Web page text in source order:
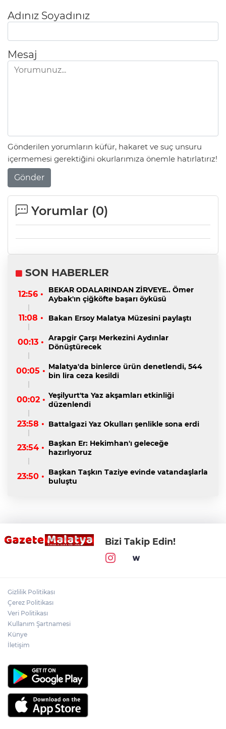
Adınız Soyadınız
Mesaj
Gönderilen yorumların küfür, hakaret ve suç unsuru
içermemesi gerektiğini okurlarımıza önemle hatırlatırız!
Gönder
Yorumlar (0)
SON HABERLER
12:56 •
BEKAR ODALARINDAN ZİRVEYE.. Ömer
Aybak'ın çiğköfte başarı öyküsü
11:08 • Bakan Ersoy Malatya Müzesini paylaştı
00:13 • Arapgir Çarşı Merkezini Aydınlar
Dönüştürecek
00:05 • Malatya'da binlerce ürün denetlendi, 544
bin lira ceza kesildi
00:02 • Yeşilyurt'ta Yaz akşamları etkinliği
düzenlendi
23:58 • Battalgazi Yaz Okulları şenlikle sona erdi
23:54 • Başkan Er: Hekimhan'ı geleceğe
hazırlıyoruz
23:50 • Başkan Taşkın Taziye evinde vatandaşlarla
buluştu
Bizi Takip Edin!
Gizlilik Politikası
Çerez Politikası
Veri Politikası
Kullanım Şartnamesi
Künye
İletişim